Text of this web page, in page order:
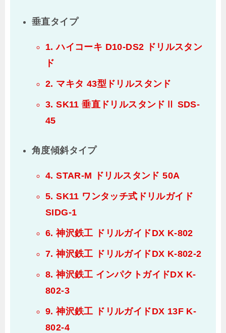
垂直タイプ
1. ハイコーキ D10-DS2 ドリルスタン
ド
2. マキタ 43型ドリルスタンド
3. SK11 垂直ドリルスタンドⅡ SDS-
45
角度傾斜タイプ
4. STAR-M ドリルスタンド 50A
5. SK11 ワンタッチ式ドリルガイド
SIDG-1
6. 神沢鉄工 ドリルガイドDX K-802
7. 神沢鉄工 ドリルガイドDX K-802​-2
8. 神沢鉄工 インパクトガイドDX K-
802-3
9. 神沢鉄工 ドリルガイドDX 13F K-
802-4